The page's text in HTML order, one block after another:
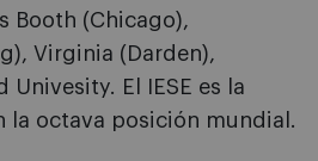
Booth (Chicago),
Virginia (Darden),
Univesity. El IESE es la
la octava posición mundial.